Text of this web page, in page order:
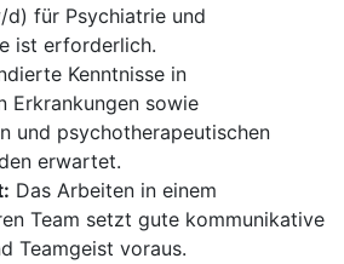
d) für Psychiatrie und
ist erforderlich.
Kenntnisse in
Erkrankungen sowie
und psychotherapeutischen
erwartet.
Das Arbeiten in einem
Team setzt gute kommunikative
Teamgeist voraus.